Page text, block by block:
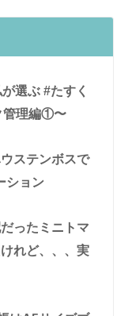
選ぶ #たすく
管理編①〜
ステンボスで
ション
ったミニトマ
れど、、、実